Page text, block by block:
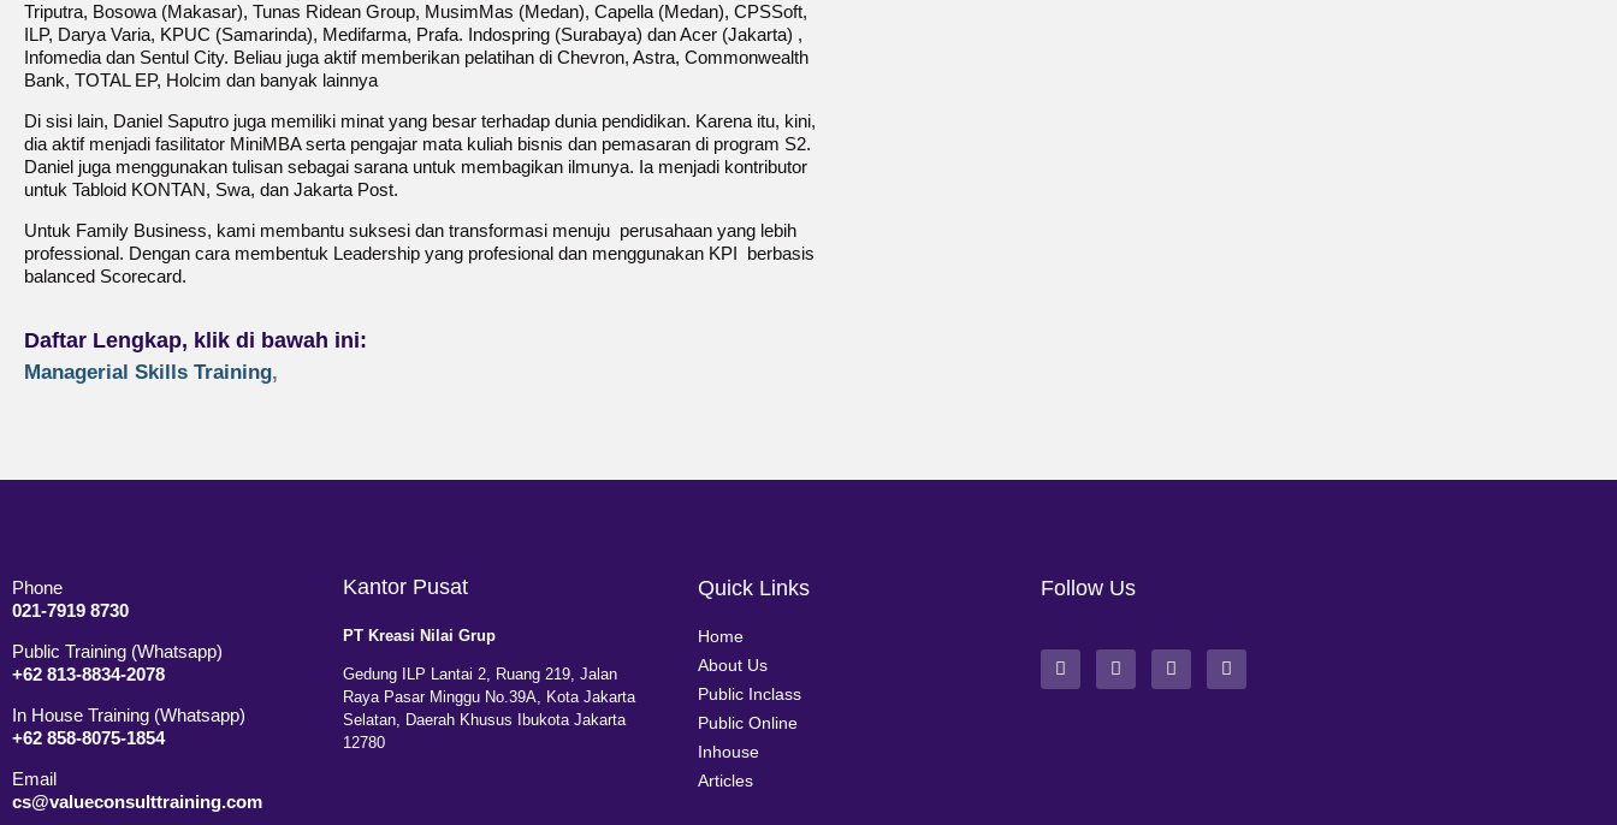
Triputra, Bosowa (Makasar), Tunas Ridean Group, MusimMas (Medan), Capella (Medan), CPSSoft,
ILP, Darya Varia, KPUC (Samarinda), Medifarma, Prafa. Indospring (Surabaya) dan Acer (Jakarta) ,
Infomedia dan Sentul City. Beliau juga aktif memberikan pelatihan di Chevron, Astra, Commonwealth
Bank, TOTAL EP, Holcim dan banyak lainnya
Di sisi lain, Daniel Saputro juga memiliki minat yang besar terhadap dunia pendidikan. Karena itu, kini,
dia aktif menjadi fasilitator MiniMBA serta pengajar mata kuliah bisnis dan pemasaran di program S2.
Daniel juga menggunakan tulisan sebagai sarana untuk membagikan ilmunya. Ia menjadi kontributor
untuk Tabloid KONTAN, Swa, dan Jakarta Post.
Untuk Family Business, kami membantu suksesi dan transformasi menuju perusahaan yang lebih
professional. Dengan cara membentuk Leadership yang profesional dan menggunakan KPI berbasis
balanced Scorecard.
Daftar Lengkap, klik di bawah ini:
Managerial Skills Training,
Phone
021-7919 8730
Public Training (Whatsapp)
+62 813-8834-2078
In House Training (Whatsapp)
+62 858-8075-1854
Email
cs@valueconsulttraining.com
Kantor Pusat
PT Kreasi Nilai Grup
Gedung ILP Lantai 2, Ruang 219, Jalan
Raya Pasar Minggu No.39A, Kota Jakarta
Selatan, Daerah Khusus Ibukota Jakarta
12780
Quick Links
Home
About Us
Public Inclass
Public Online
Inhouse
Articles
Follow Us